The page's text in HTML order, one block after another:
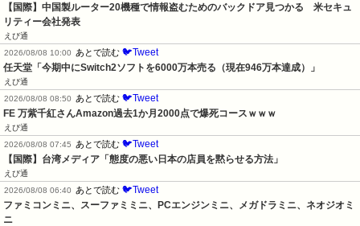
【国際】中国製ルーター20機種で情報盗むためのバックドア見つかる　米セキュ
リティー会社発表
えび通
2026/08/08 10:00
あとで読む 🐦Tweet
任天堂「今期中にSwitch2ソフトを6000万本売る（現在946万本達成）」
えび通
2026/08/08 08:50
あとで読む 🐦Tweet
FE 万紫千紅さんAmazon過去1か月2000点で爆死コースｗｗｗ
えび通
2026/08/08 07:45
あとで読む 🐦Tweet
【国際】台湾メディア「態度の悪い日本の店員を黙らせる方法」
えび通
2026/08/08 06:40
あとで読む 🐦Tweet
ファミコンミニ、スーファミミニ、PCエンジンミニ、メガドラミニ、ネオジオミ
ニ